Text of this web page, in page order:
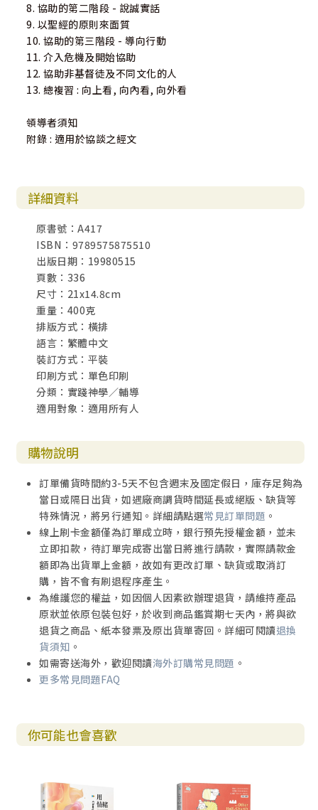
8. 協助的第二階段 - 說誠實話
9. 以聖經的原則來面質
10. 協助的第三階段 - 導向行動
11. 介入危機及開始協助
12. 協助非基督徒及不同文化的人
13. 總複習 : 向上看, 向內看, 向外看
領導者須知
附錄 : 適用於協談之經文
詳細資料
原書號：A417
ISBN：9789575875510
出版日期：19980515
頁數：336
尺寸：21x14.8cm
重量：400克
排版方式：橫排
語言：繁體中文
裝訂方式：平裝
印刷方式：單色印刷
分類：實踐神學／輔導
適用對象：適用所有人
購物說明
訂單備貨時間約3-5天不包含週末及國定假日，庫存足夠為
當日或隔日出貨，如遇廠商調貨時間延長或絕版、缺貨等
特殊情況，將另行通知。詳細請點選常見訂單問題 。
線上刷卡金額僅為訂單成立時，銀行預先授權金額，並未
立即扣款，待訂單完成寄出當日將進行請款，實際請款金
額即為出貨單上金額，故如有更改訂單、缺貨或取消訂
購，皆不會有刷退程序產生。
為維護您的權益，如因個人因素欲辦理退貨，請維持產品
原狀並依原包裝包好，於收到商品鑑賞期七天內，將與欲
退貨之商品、紙本發票及原出貨單寄回。詳細可閱讀退換
貨須知 。
如需寄送海外，歡迎閱讀海外訂購常見問題 。
更多常見問題FAQ
你可能也會喜歡